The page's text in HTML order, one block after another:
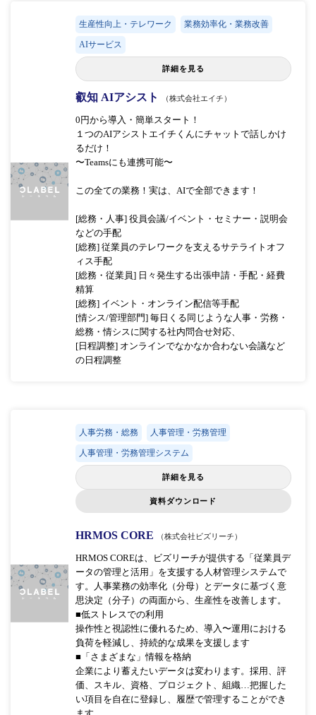
生産性向上・テレワーク 業務効率化・業務改善
AIサービス
詳細を見る
叡知 AIアシスト （株式会社エイチ）
0円から導入・簡単スタート！
１つのAIアシストエイチくんにチャットで話しかけ
るだけ！
〜Teamsにも連携可能〜
この全ての業務！実は、AIで全部できます！
[総務・人事] 役員会議/イベント・セミナー・説明会
などの手配
[総務] 従業員のテレワークを支えるサテライトオフ
ィス手配
[総務・従業員] 日々発生する出張申請・手配・経費
精算
[総務] イベント・オンライン配信等手配
[情シス/管理部門] 毎日くる同じような人事・労務・
総務・情シスに関する社内問合せ対応、
[日程調整] オンラインでなかなか合わない会議など
の日程調整
人事労務・総務 人事管理・労務管理
人事管理・労務管理システム
詳細を見る
資料ダウンロード
HRMOS CORE （株式会社ビズリーチ）
HRMOS COREは、ビズリーチが提供する「従業員デ
ータの管理と活用」を支援する人材管理システムで
す。人事業務の効率化（分母）とデータに基づく意
思決定（分子）の両面から、生産性を改善します。
■低ストレスでの利用
操作性と視認性に優れるため、導入〜運用における
負荷を軽減し、持続的な成果を支援します
■「さまざまな」情報を格納
企業により蓄えたいデータは変わります。採用、評
価、スキル、資格、プロジェクト、組織…把握した
い項目を自在に登録し、履歴で管理することができ